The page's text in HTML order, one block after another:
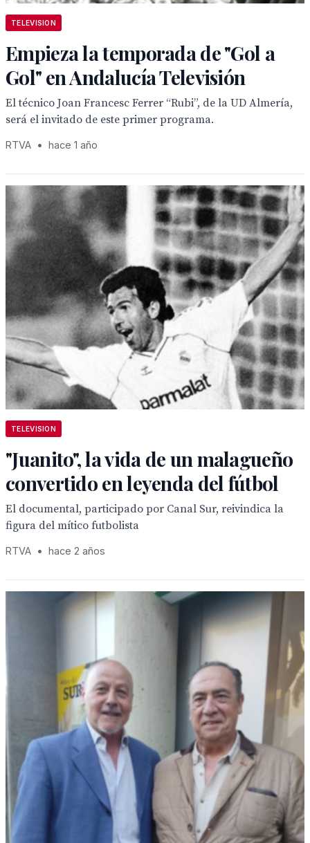
TELEVISION
Empieza la temporada de "Gol a
Gol" en Andalucía Televisión
El técnico Joan Francesc Ferrer “Rubi”, de la UD Almería,
será el invitado de este primer programa.
RTVA • hace 1 año
TELEVISION
"Juanito", la vida de un malagueño
convertido en leyenda del fútbol
El documental, participado por Canal Sur, reivindica la
figura del mítico futbolista
RTVA • hace 2 años